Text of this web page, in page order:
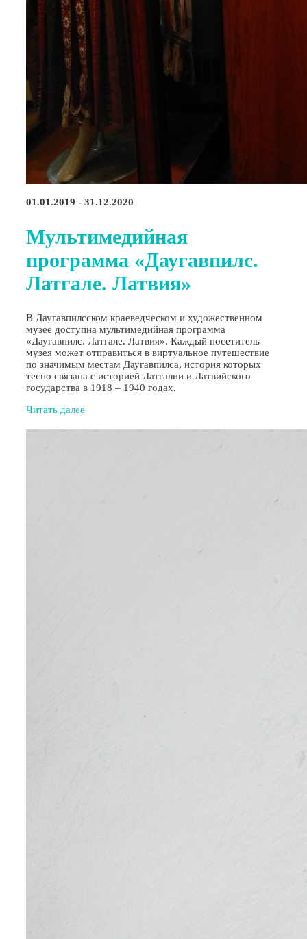
01.01.2019 - 31.12.2020
Мультимедийная
программа «Даугавпилс.
Латгале. Латвия»
В Даугавпилсском краеведческом и художественном
музее доступна мультимедийная программа
«Даугавпилс. Латгале. Латвия». Каждый посетитель
музея может отправиться в виртуальное путешествие
по значимым местам Даугавпилса, история которых
тесно связана с историей Латгалии и Латвийского
государства в 1918 – 1940 годах.
Читать далее